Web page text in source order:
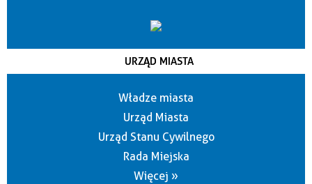
URZĄD MIASTA
Władze miasta
Urząd Miasta
Urząd Stanu Cywilnego
Rada Miejska
Więcej »